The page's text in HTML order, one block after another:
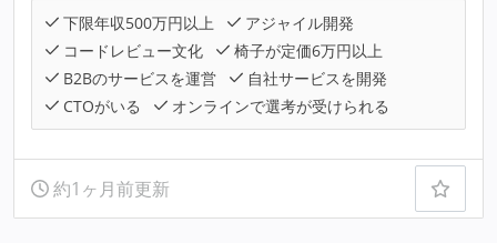
下限年収500万円以上
アジャイル開発
コードレビュー文化
椅子が定価6万円以上
B2Bのサービスを運営
自社サービスを開発
CTOがいる
オンラインで選考が受けられる
約1ヶ月前更新